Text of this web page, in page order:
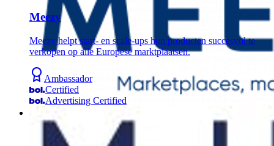
Meezy
Meezy helpt start- en scale-ups hun producten succesvol te
verkopen op alle Europese marktplaatsen.
Ambassador
Certified
Advertising Certified